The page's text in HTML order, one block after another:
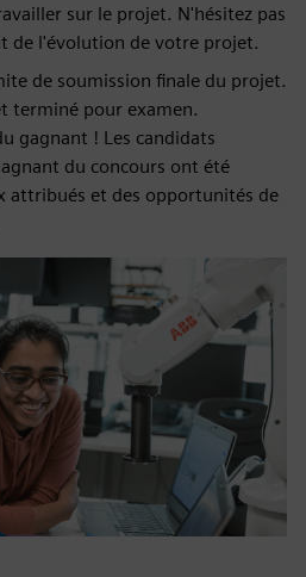
sur le projet. N'hésitez pas
de l'évolution de votre projet.
de soumission finale du projet.
terminé pour examen.
gagnant ! Les candidats
du concours ont été
attribués et des opportunités de